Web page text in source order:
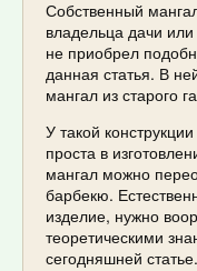
Собственный
владельца дачи
не приобрел
данная статья. В
мангал из старого
У такой
проста в
мангал можно
барбекю.
изделие, нужно
теоретическими
сегодняшней статье.